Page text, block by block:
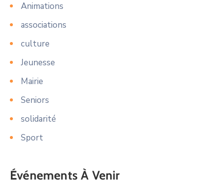
Animations
associations
culture
Jeunesse
Mairie
Seniors
solidarité
Sport
Événements À Venir